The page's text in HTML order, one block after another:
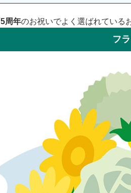
5周年のお祝いでよく選ばれている
フ